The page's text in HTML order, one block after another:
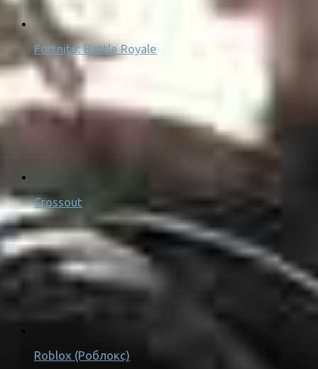
Fortnite: Battle Royale
Crossout
Roblox (Роблокс)